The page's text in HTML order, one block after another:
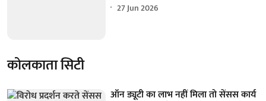
27 Jun 2026
कोलकाता सिटी
ऑन ड्यूटी का लाभ नहीं मिला तो सेंसस कार्य